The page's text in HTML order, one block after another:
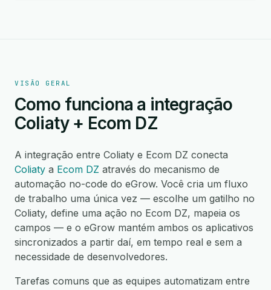
VISÃO GERAL
Como funciona a integração
Coliaty + Ecom DZ
A integração entre Coliaty e Ecom DZ conecta
Coliaty a Ecom DZ através do mecanismo de
automação no-code do eGrow. Você cria um fluxo
de trabalho uma única vez — escolhe um gatilho no
Coliaty, define uma ação no Ecom DZ, mapeia os
campos — e o eGrow mantém ambos os aplicativos
sincronizados a partir daí, em tempo real e sem a
necessidade de desenvolvedores.
Tarefas comuns que as equipes automatizam entre